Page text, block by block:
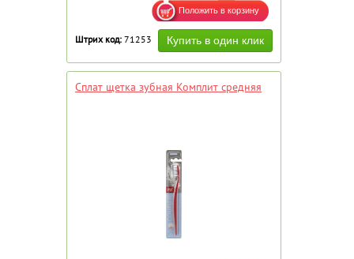
Штрих код: 71253
Сплат щетка зубная Комплит средняя